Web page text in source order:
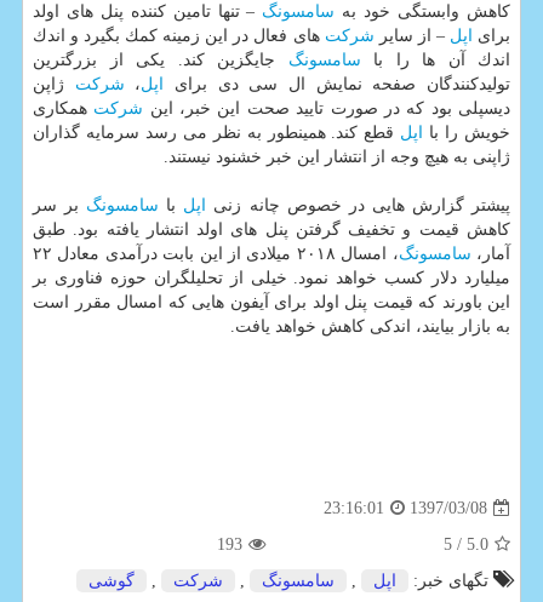
كاهش وابستگی خود به سامسونگ – تنها تامین كننده پنل های اولد
برای اپل – از سایر شركت های فعال در این زمینه كمك بگیرد و اندك
اندك آن ها را با سامسونگ جایگزین كند. یكی از بزرگترین
تولیدكنندگان صفحه نمایش ال سی دی برای اپل، شركت ژاپن
دیسپلی بود كه در صورت تایید صحت این خبر، این شركت همكاری
خویش را با اپل قطع كند. همینطور به نظر می رسد سرمایه گذاران
ژاپنی به هیچ وجه از انتشار این خبر خشنود نیستند.
پیشتر گزارش هایی در خصوص چانه زنی اپل با سامسونگ بر سر
كاهش قیمت و تخفیف گرفتن پنل های اولد انتشار یافته بود. طبق
آمار، سامسونگ
، امسال ۲۰۱۸ میلادی از این بابت درآمدی معادل ۲۲
میلیارد دلار كسب خواهد نمود. خیلی از تحلیلگران حوزه فناوری بر
این باورند كه قیمت پنل اولد برای آیفون هایی كه امسال مقرر است
به بازار بیایند، اندكی كاهش خواهد یافت.
1397/03/08
23:16:01
5.0
/ 5
193
تگهای خبر:
اپل , سامسونگ , شركت , گوشی